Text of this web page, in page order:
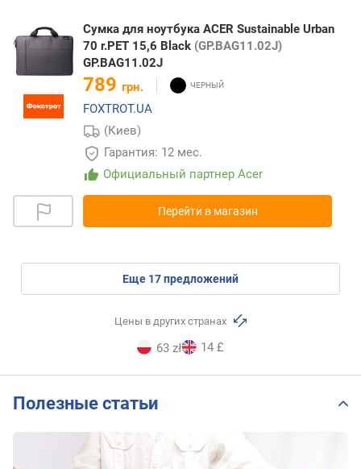
Сумка для ноутбука ACER Sustainable Urban
70 r.PET 15,6 Black (GP.BAG11.02J)
GP.BAG11.02J
789 грн.
FOXTROT.UA
(Киев)
Гарантия: 12 мес.
Официальный партнер Acer
Перейти в магазин
eще 17предложений
Цены в других странах
63 zł 14 £
Полезные статьи